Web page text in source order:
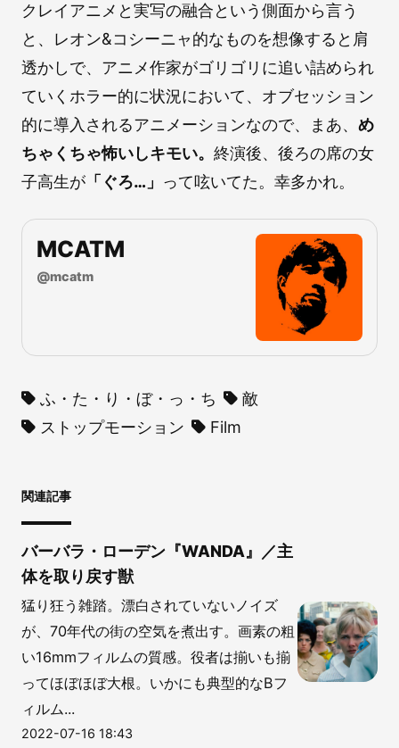
クレイアニメと実写の融合という側面から言う
と、レオン&コシーニャ的なものを想像すると肩
透かしで、アニメ作家がゴリゴリに追い詰められ
ていくホラー的に状況において、オブセッション
的に導入されるアニメーションなので、まあ、 め
ちゃくちゃ怖いしキモい。 終演後、後ろの席の女
子高生が 「ぐろ…」 って呟いてた。幸多かれ。
MCATM
@mcatm
ふ・た・り・ぼ・っ・ち
敵
ストップモーション
Film
関連記事
バーバラ・ローデン『WANDA』／主
体を取り戻す獣
猛り狂う雑踏。漂白されていないノイズ
が、70年代の街の空気を煮出す。画素の粗
い16mmフィルムの質感。役者は揃いも揃
ってほぼほぼ大根。いかにも典型的なBフ
ィルム...
2022-07-16 18:43